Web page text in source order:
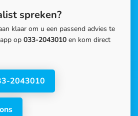
spreken?
klaar om u een passend advies te
op 033-2043010 en kom direct
2043010